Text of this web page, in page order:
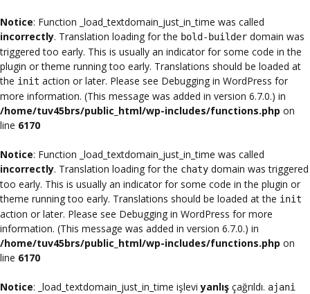
Notice: Function _load_textdomain_just_in_time was called
incorrectly. Translation loading for the bold-builder domain was
triggered too early. This is usually an indicator for some code in the
plugin or theme running too early. Translations should be loaded at
the init action or later. Please see Debugging in WordPress for
more information. (This message was added in version 6.7.0.) in
/home/tuv45brs/public_html/wp-includes/functions.php on
line 6170
Notice: Function _load_textdomain_just_in_time was called
incorrectly. Translation loading for the chaty domain was triggered
too early. This is usually an indicator for some code in the plugin or
theme running too early. Translations should be loaded at the init
action or later. Please see Debugging in WordPress for more
information. (This message was added in version 6.7.0.) in
/home/tuv45brs/public_html/wp-includes/functions.php on
line 6170
Notice: _load_textdomain_just_in_time işleviyanlış çağrıldı. ajani